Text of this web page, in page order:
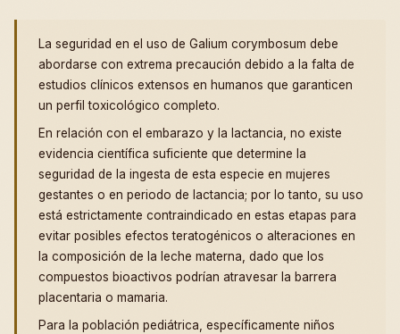
La seguridad en el uso de Galium corymbosum debe
abordarse con extrema precaución debido a la falta de
estudios clínicos extensos en humanos que garanticen
un perfil toxicológico completo.
En relación con el embarazo y la lactancia, no existe
evidencia científica suficiente que determine la
seguridad de la ingesta de esta especie en mujeres
gestantes o en periodo de lactancia; por lo tanto, su uso
está estrictamente contraindicado en estas etapas para
evitar posibles efectos teratogénicos o alteraciones en
la composición de la leche materna, dado que los
compuestos bioactivos podrían atravesar la barrera
placentaria o mamaria.
Para la población pediátrica, específicamente niños